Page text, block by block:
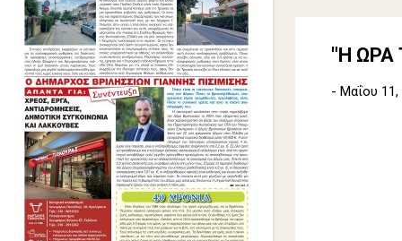
"Η ΩΡΑ
- Μαΐου 11,